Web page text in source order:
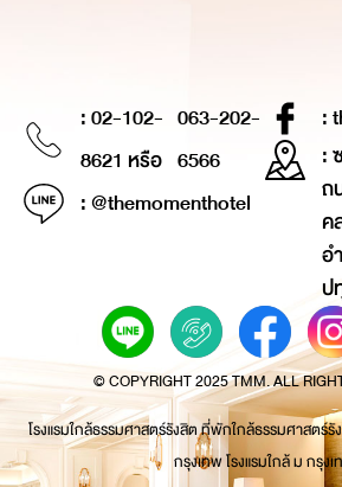
: 02-102-
8621 หรือ
063-202-
6566
: @themomenthotel
:
:
ถ
ค
อ
ป
© COPYRIGHT 2025 TMM. ALL
โรงแรมใกล้ธรรมศาสตร์รังสิต ที่พักใกล้ธรรมศาสตร์รั
กรุงเทพ โรงแรมใกล้ ม กรุง